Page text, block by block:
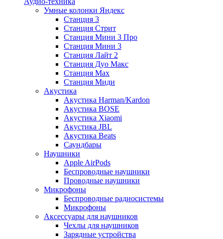
Умные колонки Яндекс
Станция 3
Станция Стрит
Станция Мини 3 Про
Станция Мини 3
Станция Лайт 2
Станция Дуо Макс
Станция Max
Станция Миди
Акустика
Акустика Harman/Kardon
Акустика BOSE
Акустика Xiaomi
Акустика JBL
Акустика Beats
Саундбары
Наушники
Apple AirPods
Беспроводные наушники
Проводные наушники
Микрофоны
Беспроводные радиосистемы
Микрофоны
Аксессуары для наушников
Чехлы для наушников
Зарядные устройства